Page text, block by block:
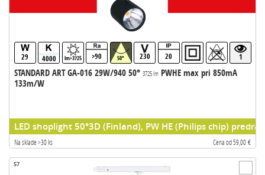
29 4000 lm>3725 >90 50° 230 20 1
STANDARD ART GA-016 29W/940 50° 3725 lmPWHE max pri 850mA
133m/W
LED shoplight 50°3D (Finland), PW HE (Philips chip)
Na sklade >30 ks Cena od 59,00 €
57